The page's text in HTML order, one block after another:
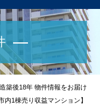
築後18年 物件情報をお届け
内1棟売り収益マンション】